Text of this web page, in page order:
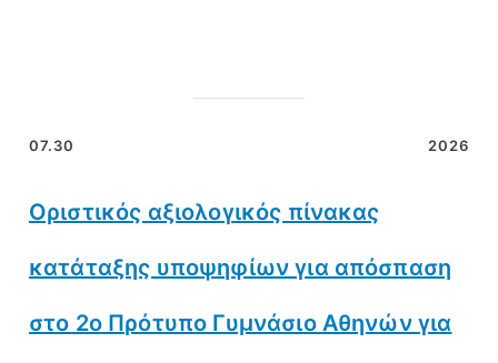
07.30 2026
Οριστικός αξιολογικός πίνακας
κατάταξης υποψηφίων για απόσπαση
στο 2ο Πρότυπο Γυμνάσιο Αθηνών για